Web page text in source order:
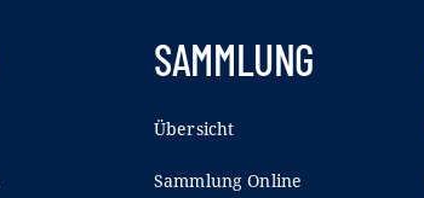
SAMMLUNG
Übersicht
Sammlung Online